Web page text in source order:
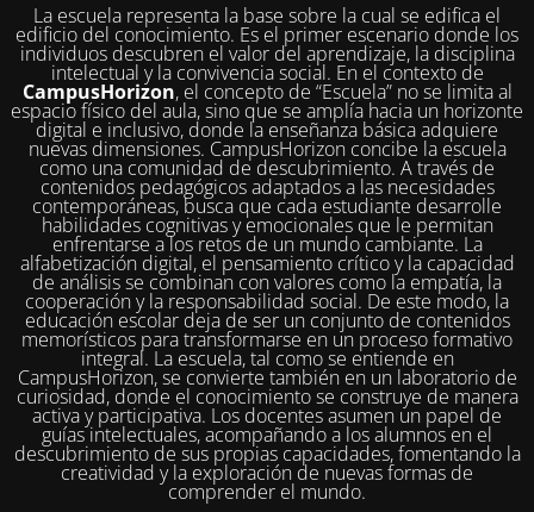
La escuela representa la base sobre la cual se edifica el
edificio del conocimiento. Es el primer escenario donde los
individuos descubren el valor del aprendizaje, la disciplina
intelectual y la convivencia social. En el contexto de
CampusHorizon, el concepto de “Escuela” no se limita al
espacio físico del aula, sino que se amplía hacia un horizonte
digital e inclusivo, donde la enseñanza básica adquiere
nuevas dimensiones. CampusHorizon concibe la escuela
como una comunidad de descubrimiento. A través de
contenidos pedagógicos adaptados a las necesidades
contemporáneas, busca que cada estudiante desarrolle
habilidades cognitivas y emocionales que le permitan
enfrentarse a los retos de un mundo cambiante. La
alfabetización digital, el pensamiento crítico y la capacidad
de análisis se combinan con valores como la empatía, la
cooperación y la responsabilidad social. De este modo, la
educación escolar deja de ser un conjunto de contenidos
memorísticos para transformarse en un proceso formativo
integral. La escuela, tal como se entiende en
CampusHorizon, se convierte también en un laboratorio de
curiosidad, donde el conocimiento se construye de manera
activa y participativa. Los docentes asumen un papel de
guías intelectuales, acompañando a los alumnos en el
descubrimiento de sus propias capacidades, fomentando la
creatividad y la exploración de nuevas formas de
comprender el mundo.